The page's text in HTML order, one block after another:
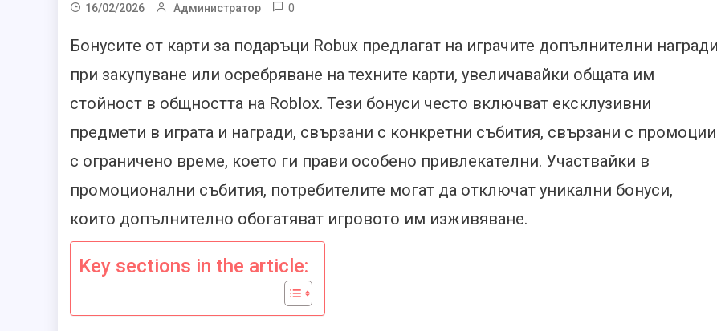
16/02/2026 Администратор 0
Бонусите от карти за подаръци Robux предлагат на играчите допълнителни награди
при закупуване или осребряване на техните карти, увеличавайки общата им
стойност в общността на Roblox. Тези бонуси често включват ексклузивни
предмети в играта и награди, свързани с конкретни събития, свързани с промоции
с ограничено време, което ги прави особено привлекателни. Участвайки в
промоционални събития, потребителите могат да отключат уникални бонуси,
които допълнително обогатяват игровото им изживяване.
Key sections in the article: